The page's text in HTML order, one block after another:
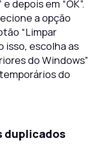
depois em “OK”.
a opção
“Limpar
isso, escolha as
do Windows”
do
duplicados